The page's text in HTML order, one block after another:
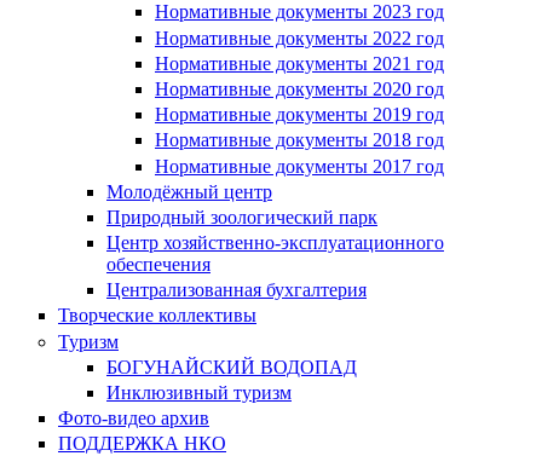
Нормативные документы 2023 год
Нормативные документы 2022 год
Нормативные документы 2021 год
Нормативные документы 2020 год
Нормативные документы 2019 год
Нормативные документы 2018 год
Нормативные документы 2017 год
Молодёжный центр
Природный зоологический парк
Центр хозяйственно-эксплуатационного
обеспечения
Централизованная бухгалтерия
Творческие коллективы
Туризм
БОГУНАЙСКИЙ ВОДОПАД
Инклюзивный туризм
Фото-видео архив
ПОДДЕРЖКА НКО